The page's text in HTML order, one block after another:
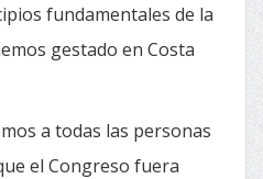
fundamentales de la
gestado en Costa
a todas las personas
el Congreso fuera